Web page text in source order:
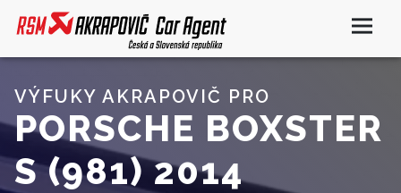
VÝFUKY AKRAPOVIČ PRO
PORSCHE BOXSTER
S (981) 2014